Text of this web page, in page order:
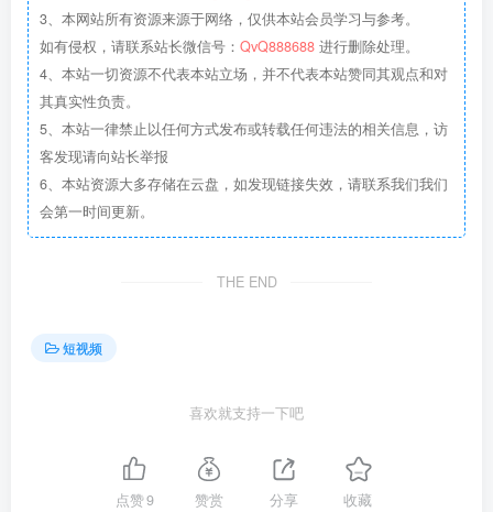
3、本网站所有资源来源于网络，仅供本站会员学习与参考。
如有侵权，请联系站长微信号： QvQ888688 进行删除处理。
4、本站一切资源不代表本站立场，并不代表本站赞同其观点和对
其真实性负责。
5、本站一律禁止以任何方式发布或转载任何违法的相关信息，访
客发现请向站长举报
6、本站资源大多存储在云盘，如发现链接失效，请联系我们我们
会第一时间更新。
THE END
短视频
喜欢就支持一下吧
点赞9 赞赏 分享 收藏